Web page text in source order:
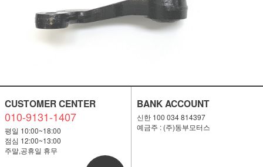
CUSTOMER CENTER
010-9131-1407
평일 10:00~18:00
점심 12:00~13:00
주말,공휴일 휴무
BANK ACCOUNT
신한 100 034 814397
예금주 : (주)동부모터스